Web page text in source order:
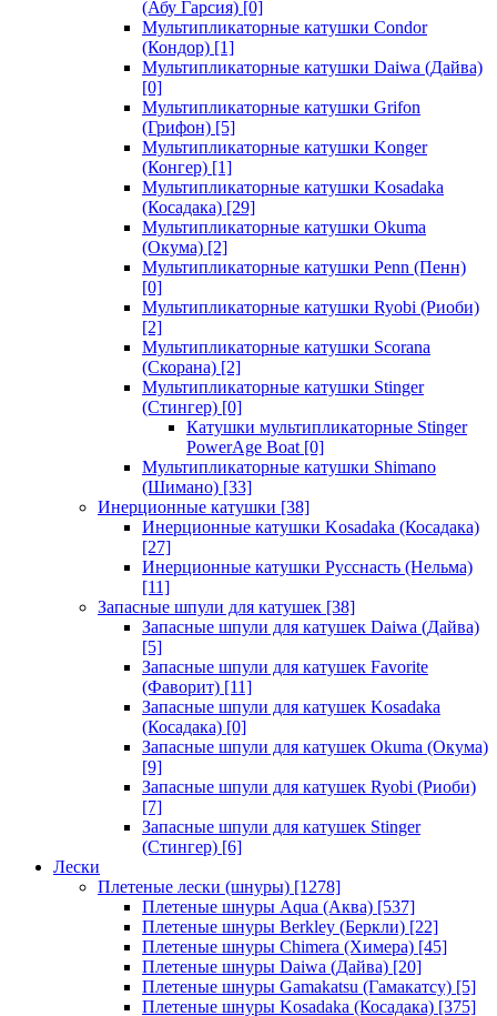
(Абу Гарсия) [0]
Мультипликаторные катушки Condor
(Кондор) [1]
Мультипликаторные катушки Daiwa (Дайва)
[0]
Мультипликаторные катушки Grifon
(Грифон) [5]
Мультипликаторные катушки Konger
(Конгер) [1]
Мультипликаторные катушки Kosadaka
(Косадака) [29]
Мультипликаторные катушки Okuma
(Окума) [2]
Мультипликаторные катушки Penn (Пенн)
[0]
Мультипликаторные катушки Ryobi (Риоби)
[2]
Мультипликаторные катушки Scorana
(Скорана) [2]
Мультипликаторные катушки Stinger
(Стингер) [0]
Катушки мультипликаторные Stinger
PowerAge Boat [0]
Мультипликаторные катушки Shimano
(Шимано) [33]
Инерционные катушки [38]
Инерционные катушки Kosadaka (Косадака)
[27]
Инерционные катушки Русснасть (Нельма)
[11]
Запасные шпули для катушек [38]
Запасные шпули для катушек Daiwa (Дайва)
[5]
Запасные шпули для катушек Favorite
(Фаворит) [11]
Запасные шпули для катушек Kosadaka
(Косадака) [0]
Запасные шпули для катушек Okuma (Окума)
[9]
Запасные шпули для катушек Ryobi (Риоби)
[7]
Запасные шпули для катушек Stinger
(Стингер) [6]
Лески
Плетеные лески (шнуры) [1278]
Плетеные шнуры Aqua (Аква) [537]
Плетеные шнуры Berkley (Беркли) [22]
Плетеные шнуры Chimera (Химера) [45]
Плетеные шнуры Daiwa (Дайва) [20]
Плетеные шнуры Gamakatsu (Гамакатсу) [5]
Плетеные шнуры Kosadaka (Косадака) [375]